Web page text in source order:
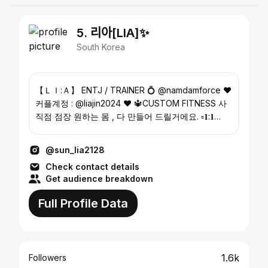
5. 리아[LIA]✨
South Korea
【ＬＩ:Ａ】 ENTJ / TRAINER 💍 @namdamforce ♥️
커플계정 : @liajin2024 ♥️ 🔱CUSTOM FITNESS 사
직점 점장 원하는 몸 , 다 만들어 드릴거에요. ▫️𝟏:𝟏
@sun_lia2128
Check contact details
Get audience breakdown
Full Profile Data
Followers 1.6k